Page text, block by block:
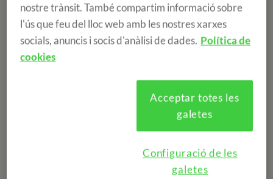
El carnestoltes és una festivitat acolorida i plena de vida
que se celebra en diferents parts del món, on la
se, encara que sigui durant unes hores, en altres
persones o personatges. Encara que comparteixen el
nostre trànsit. També compartim informació sobre
l'ús que feu del lloc web amb les nostres xarxes
socials, anuncis i socis d'anàlisi de dades. Política de
cookies
Acceptar totes les
galetes
Configuració de les
galetes